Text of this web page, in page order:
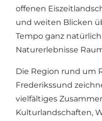
offenen
und weiten Blicken
Tempo ganz
Naturerlebnisse
Die Region rund um
Frederikssund
vielfältiges
Kulturlandschaften,